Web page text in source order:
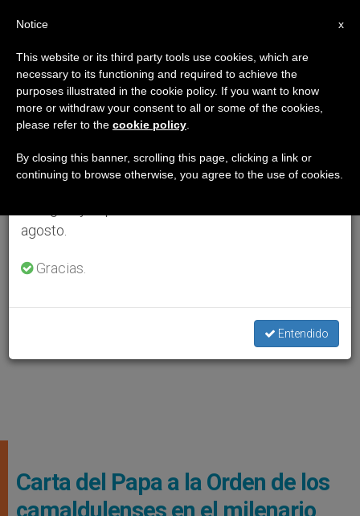
Carta del Papa a la Orden de los
camaldulenses en el milenario
×
Aviso importante
Del 27 de julio al 7 de agosto haremos la pausa
anual, aprovechando que en el periodo de verano
se generan menos informaciones y también el
agosto.
Gracias.
Entendido
x
Notice
This website or its third party tools use cookies, which are
necessary to its functioning and required to achieve the
purposes illustrated in the cookie policy. If you want to know
more or withdraw your consent to all or some of the cookies,
please refer to the cookie policy
By closing this banner, scrolling this page, clicking a link or
continuing to browse otherwise, you agree to the use of cookies.